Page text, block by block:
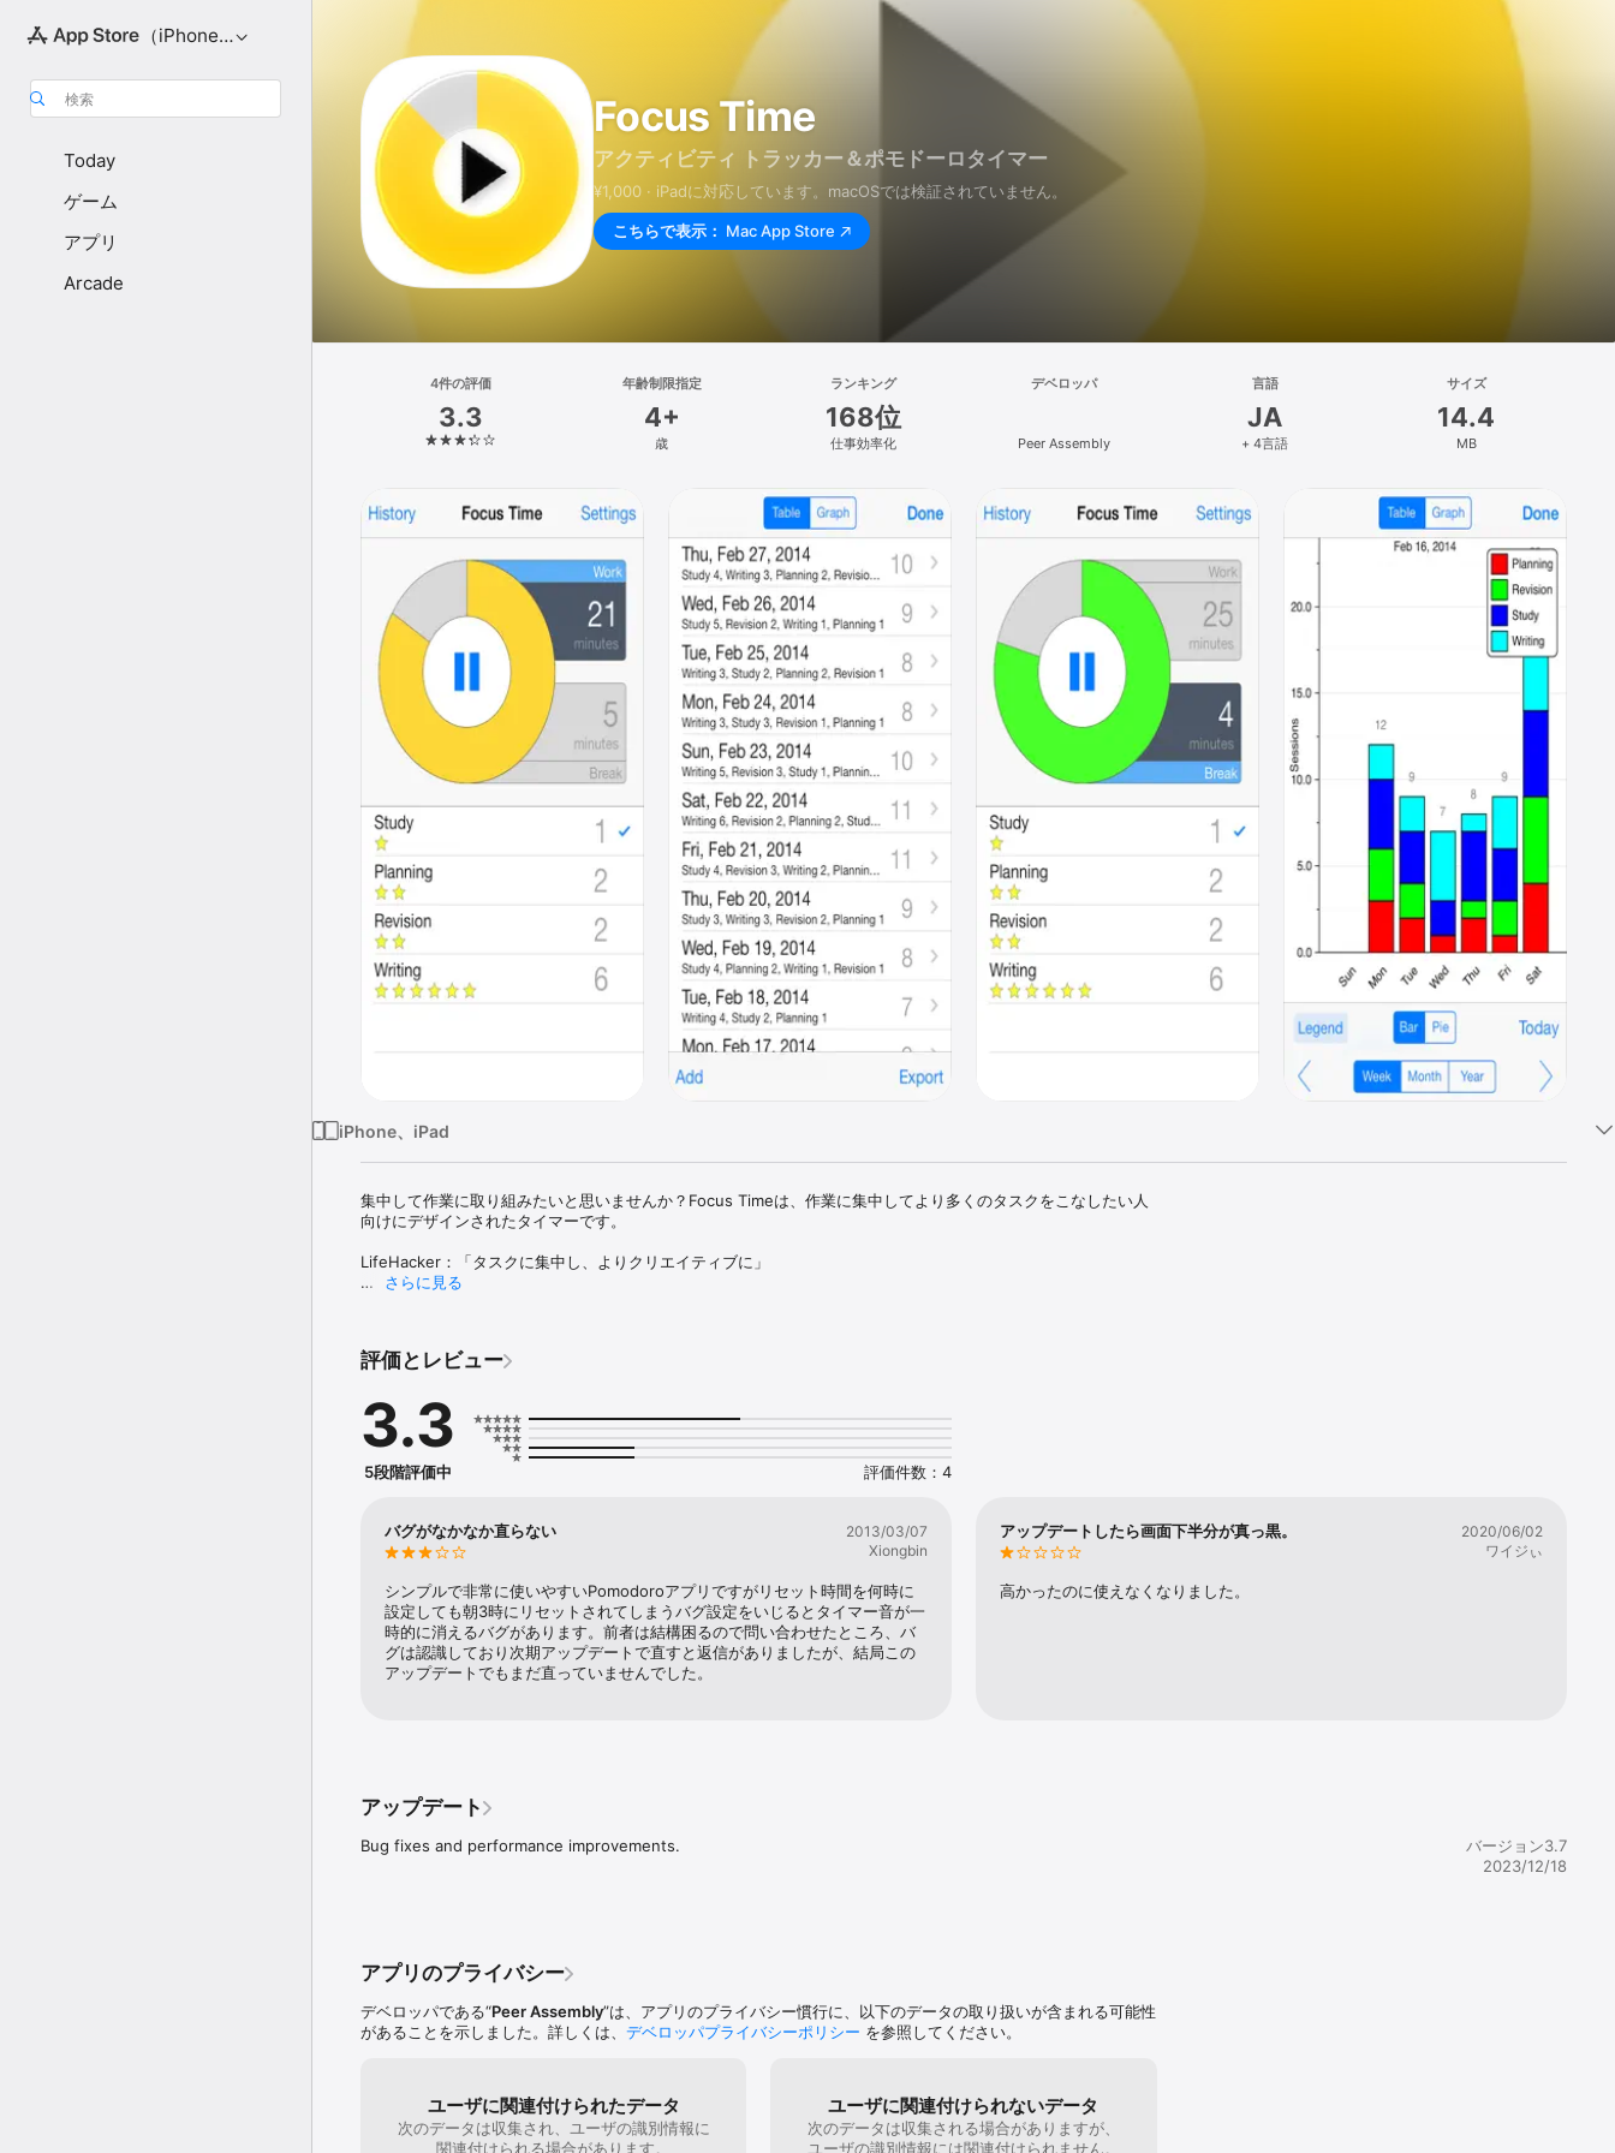
（iPhone向け）
検索
Today
ゲーム
アプリ
Arcade
Focus Time
アクティビティ トラッカー＆ポモドーロタイマー
¥1,000 · iPadに対応しています。macOSでは検証されていません。
こちらで表示： Mac App Store
4件の評価
3.3
年齢制限指定
4+
歳
ランキング
168位
仕事効率化
デベロッパ
Peer Assembly
言語
JA
+ 4言語
サイズ
14.4
MB
iPhone、iPad
集中して作業に取り組みたいと思いませんか？Focus Timeは、作業に集中してより多くのタスクをこなしたい人
向けにデザインされたタイマーです。
LifeHacker：「タスクに集中し、よりクリエイティブに」
1.取り組みたいタスクを選ぶ
2.タイマーを開始する
3.タイマーがなるまで作業を続ける
4.短い休憩を取る
Focus Timeは自動的に完了済みセッションをカウントし、作業中タイマーおよび短時間/長時間休憩タイマーの切
できます。
Focus Timeの使用中に電話に応答したり、他のアプリへの切り替えも行っていただけます - タイマーはバックグ
さらに見る
評価とレビュー
3.3
5段階評価中 評価件数：4
バグがなかなか直らない
2013/03/07
Xiongbin
シンプルで非常に使いやすいPomodoroアプリですがリセット時間を何時に
設定しても朝3時にリセットされてしまうバグ設定をいじるとタイマー音が一
時的に消えるバグがあります。前者は結構困るので問い合わせたところ、バ
グは認識しており次期アップデートで直すと返信がありましたが、結局この
アップデートでもまだ直っていませんでした。
アップデートしたら画面下半分が真っ黒。
2020/06/02
ワイジぃ
高かったのに使えなくなりました。
アップデート
Bug fixes and performance improvements.
バージョン3.7
2023/12/18
アプリのプライバシー
デベロッパである“Peer Assembly”は、アプリのプライバシー慣行に、以下のデータの取り扱いが含まれる可能性
があることを示しました。詳しくは、 デベロッパプライバシーポリシー を参照してください。
ユーザに関連付けられたデータ
次のデータは収集され、ユーザの識別情報に
関連付けられる場合があります。
ユーザに関連付けられないデータ
次のデータは収集される場合がありますが、
ユーザの識別情報には関連付けられません。